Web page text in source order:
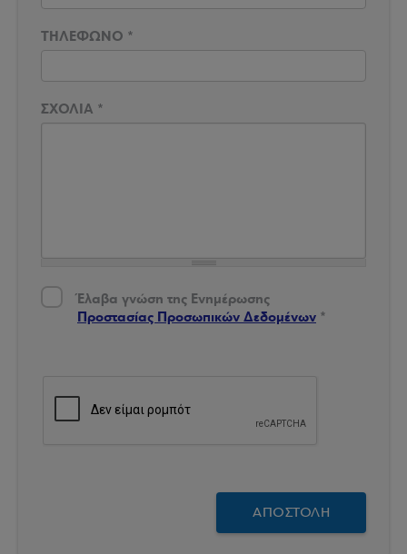
ΤΗΛΕΦΩΝΟ *
ΣΧΟΛΙΑ *
Έλαβα γνώση της Ενημέρωσης Προστασίας Δεδομένων
Έλαβα γνώση της Ενημέρωσης
Προστασίας Προσωπικών Δεδομένων *